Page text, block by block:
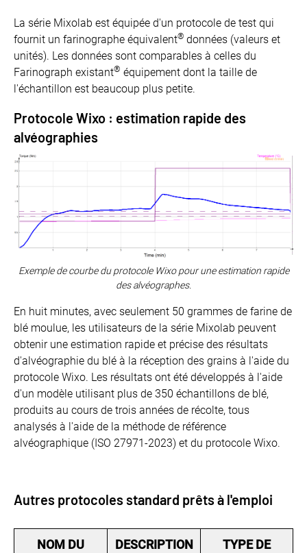
La série Mixolab est équipée d'un protocole de test qui
fournit un farinographe équivalent® données (valeurs et
unités). Les données sont comparables à celles du
Farinograph existant® équipement dont la taille de
l'échantillon est beaucoup plus petite.
Protocole Wixo : estimation rapide des
alvéographies
Exemple de courbe du protocole Wixo pour une estimation rapide
des alvéographes.
En huit minutes, avec seulement 50 grammes de farine de
blé moulue, les utilisateurs de la série Mixolab peuvent
obtenir une estimation rapide et précise des résultats
d'alvéographie du blé à la réception des grains à l'aide du
protocole Wixo. Les résultats ont été développés à l'aide
d'un modèle utilisant plus de 350 échantillons de blé,
produits au cours de trois années de récolte, tous
analysés à l'aide de la méthode de référence
alvéographique (ISO 27971-2023) et du protocole Wixo.
Autres protocoles standard prêts à l'emploi
NOM DU
DESCRIPTION
TYPE DE